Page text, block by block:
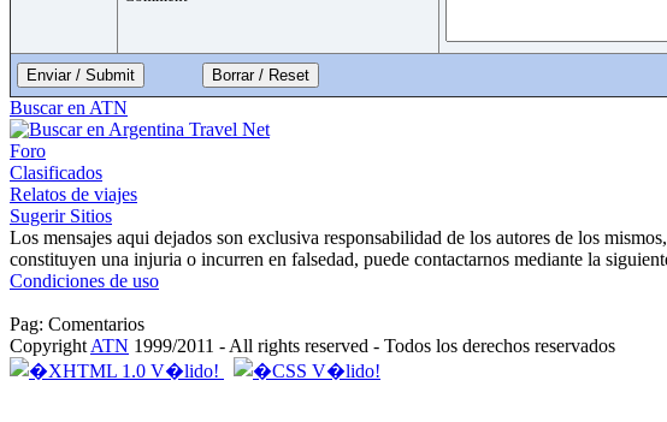
Enviar / Submit
Buscar en ATN
Foro
Clasificados
Relatos de viajes
Sugerir Sitios
Los mensajes aqui dejados son exclusiva responsabilidad de los autores de los
constituyen una injuria o incurren en falsedad, puede contactarnos mediante la
Condiciones de uso
Pag: Comentarios
Copyright ATN 1999/2011 - All rights reserved - Todos los derechos reservados